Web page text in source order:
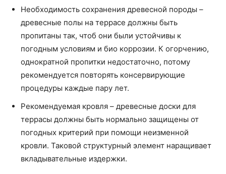
Необходимость сохранения древесной породы –
древесные полы на террасе должны быть
пропитаны так, чтоб они были устойчивы к
погодным условиям и био коррозии. К огорчению,
однократной пропитки недостаточно, потому
рекомендуется повторять консервирующие
процедуры каждые пару лет.
Рекомендуемая кровля – древесные доски для
террасы должны быть нормально защищены от
погодных критерий при помощи неизменной
кровли. Таковой структурный элемент наращивает
вкладывательные издержки.